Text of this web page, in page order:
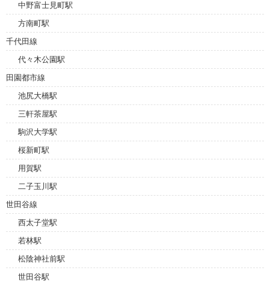
中野富士見町駅
方南町駅
千代田線
代々木公園駅
田園都市線
池尻大橋駅
三軒茶屋駅
駒沢大学駅
桜新町駅
用賀駅
二子玉川駅
世田谷線
西太子堂駅
若林駅
松陰神社前駅
世田谷駅